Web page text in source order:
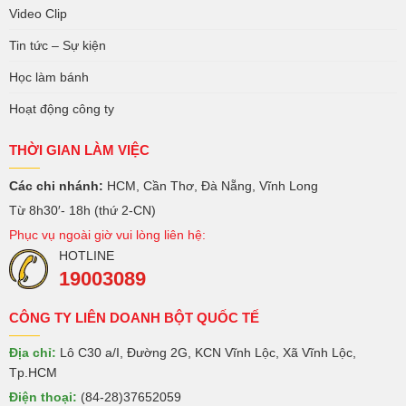
Video Clip
Tin tức – Sự kiện
Học làm bánh
Hoạt động công ty
THỜI GIAN LÀM VIỆC
Các chi nhánh: HCM, Cần Thơ, Đà Nẵng, Vĩnh Long
Từ 8h30′- 18h (thứ 2-CN)
Phục vụ ngoài giờ vui lòng liên hệ:
HOTLINE
19003089
CÔNG TY LIÊN DOANH BỘT QUỐC TẾ
Địa chỉ: Lô C30 a/I, Đường 2G, KCN Vĩnh Lộc, Xã Vĩnh Lộc,
Tp.HCM
Điện thoại: (84-28)37652059